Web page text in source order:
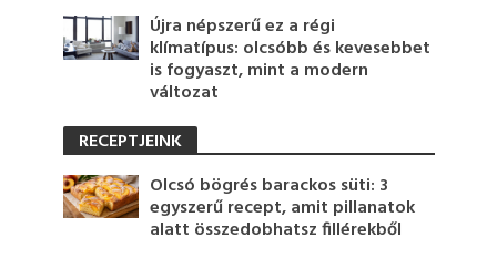
Újra népszerű ez a régi
klímatípus: olcsóbb és kevesebbet
is fogyaszt, mint a modern
változat
RECEPTJEINK
Olcsó bögrés barackos süti: 3
egyszerű recept, amit pillanatok
alatt összedobhatsz fillérekből